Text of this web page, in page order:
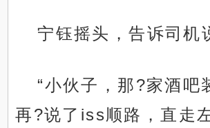
宁钰摇头，告诉司机
“小伙子，那?家酒吧
再?说了iss顺路，直走